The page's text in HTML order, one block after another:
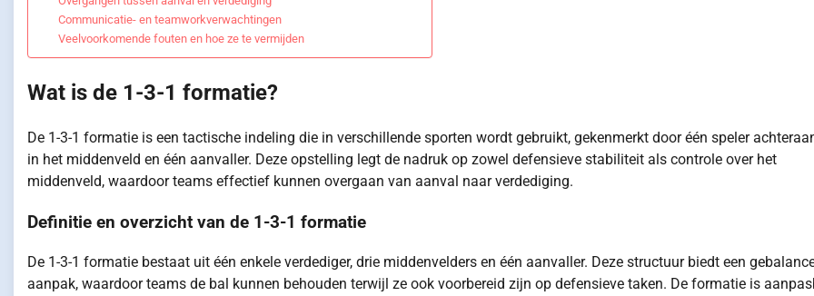
Communicatie- en teamworkverwachtingen
Veelvoorkomende fouten en hoe ze te vermijden
Wat is de 1-3-1 formatie?
De 1-3-1 formatie is een tactische indeling die in verschillende sporten wordt gebruikt, gekenmerkt door één speler
in het middenveld en één aanvaller. Deze opstelling legt de nadruk op zowel defensieve stabiliteit als controle over het
middenveld, waardoor teams effectief kunnen overgaan van aanval naar verdediging.
Definitie en overzicht van de 1-3-1 formatie
De 1-3-1 formatie bestaat uit één enkele verdediger, drie middenvelders en één aanvaller. Deze structuur biedt een
aanpak, waardoor teams de bal kunnen behouden terwijl ze ook voorbereid zijn op defensieve taken. De formatie is